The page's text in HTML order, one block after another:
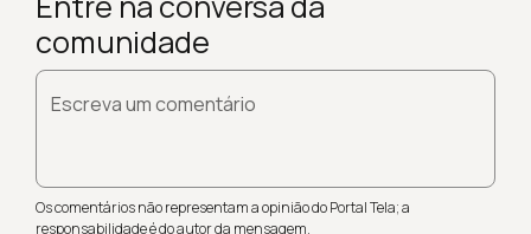
comunidade
Escreva um comentário
Os comentários não representam a opinião do Portal Tela; a
responsabilidade é do autor da mensagem.